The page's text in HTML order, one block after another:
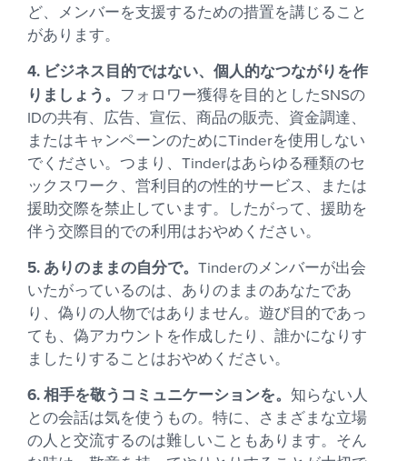
ど、メンバーを支援するための措置を講じること
があります。
4. ビジネス目的ではない、個人的なつながりを作
りましょう。
フォロワー獲得を目的としたSNSの
IDの共有、広告、宣伝、商品の販売、資金調達、
またはキャンペーンのためにTinderを使用しない
でください。つまり、Tinderはあらゆる種類のセ
ックスワーク、営利目的の性的サービス、または
援助交際を禁止しています。したがって、援助を
伴う交際目的での利用はおやめください。
5. ありのままの自分で。Tinderのメンバーが出会
いたがっているのは、ありのままのあなたであ
り、偽りの人物ではありません。遊び目的であっ
ても、偽アカウントを作成したり、誰かになりす
ましたりすることはおやめください。
6. 相手を敬うコミュニケーションを。知らない人
との会話は気を使うもの。特に、さまざまな立場
の人と交流するのは難しいこともあります。そん